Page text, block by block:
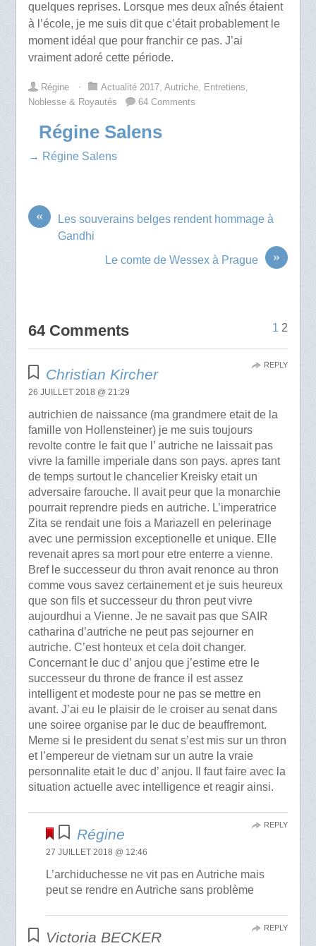
quelques reprises. Lorsque mes deux aînés étaient
à l’école, je me suis dit que c’était probablement le
moment idéal que pour franchir ce pas. J’ai
vraiment adoré cette période.
Régine ⋅ Actualité 2017, Autriche, Entretiens,
Noblesse & Royautés
64 Comments
Régine Salens
→ Régine Salens
«
Les souverains belges rendent hommage à
Gandhi
»
Le comte de Wessex à Prague
64 Comments 1 2
Christian Kircher
26 JUILLET 2018 @ 21:29
autrichien de naissance (ma grandmere etait de la
famille von Hollensteiner) je me suis toujours
revolte contre le fait que l’ autriche ne laissait pas
vivre la famille imperiale dans son pays. apres tant
de temps surtout le chancelier Kreisky etait un
adversaire farouche. Il avait peur que la monarchie
pourrait reprendre pieds en autriche. L’imperatrice
Zita se rendait une fois a Mariazell en pelerinage
avec une permission exceptionelle et unique. Elle
revenait apres sa mort pour etre enterre a vienne.
Bref le successeur du thron avait renonce au thron
comme vous savez certainement et je suis heureux
que son fils et successeur du thron peut vivre
aujourdhui a Vienne. Je ne savait pas que SAIR
catharina d’autriche ne peut pas sejourner en
autriche. C’est honteux et cela doit changer.
Concernant le duc d’ anjou que j’estime etre le
successeur du throne de france il est assez
intelligent et modeste pour ne pas se mettre en
avant. J’ai eu le plaisir de le croiser au senat dans
une soiree organise par le duc de beauffremont.
Meme si le president du senat s’est mis sur un thron
et l’empereur de vietnam sur un autre la vraie
personnalite etait le duc d’ anjou. Il faut faire avec la
situation actuelle avec intelligence et reagir ainsi.
REPLY
Régine
27 JUILLET 2018 @ 12:46
L’archiduchesse ne vit pas en Autriche mais
peut se rendre en Autriche sans problème
REPLY
Victoria BECKER
REPLY